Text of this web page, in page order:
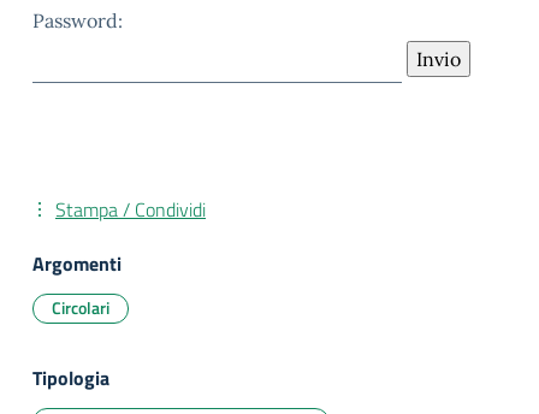
Password:
Stampa / Condividi
Argomenti
Circolari
Tipologia